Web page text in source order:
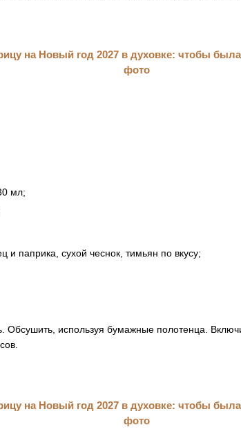
мл;
и паприка, сухой чеснок, тимьян по вкусу;
Обсушить, используя бумажные полотенца.